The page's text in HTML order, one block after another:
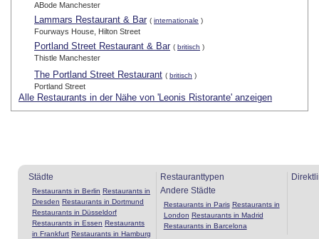
ABode Manchester
Lammars Restaurant & Bar ( internationale )
Fourways House, Hilton Street
Portland Street Restaurant & Bar ( britisch )
Thistle Manchester
The Portland Street Restaurant ( britisch )
Portland Street
Alle Restaurants in der Nähe von 'Leonis Ristorante' anzeigen
Städte
Restaurants in Berlin Restaurants in
Dresden Restaurants in Dortmund
Restaurants in Düsseldorf
Restaurants in Essen Restaurants
in Frankfurt Restaurants in Hamburg
Restauranttypen
Andere Städte
Restaurants in Paris Restaurants in
London Restaurants in Madrid
Restaurants in Barcelona